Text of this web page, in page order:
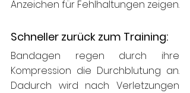
Schneller zurück zum Training:
Bandagen regen durch ihre
Kompression die Durchblutung an.
Dadurch wird nach Verletzungen